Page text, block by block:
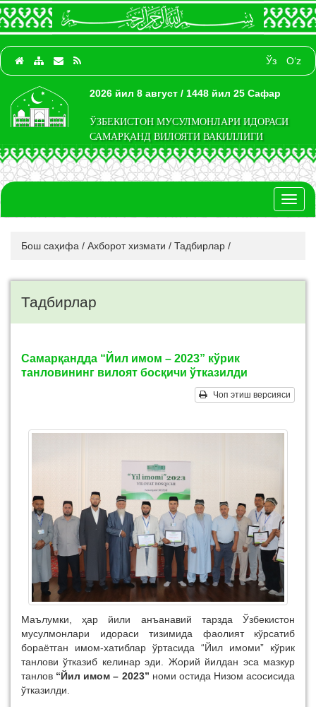
Ўз O‘z
2026 йил 8 август / 1448 йил 25 Сафар
ЎЗБЕКИСТОН МУСУЛМОНЛАРИ ИДОРАСИ
САМАРҚАНД ВИЛОЯТИ ВАКИЛЛИГИ
Бош саҳифа / Ахборот хизмати / Тадбирлар /
Тадбирлар
Самарқандда “Йил имом – 2023” кўрик
танловининг вилоят босқичи ўтказилди
Чоп этиш версияси
Маълумки, ҳар йили анъанавий тарзда Ўзбекистон
мусулмонлари идораси тизимида фаолият кўрсатиб
бораётган имом-хатиблар ўртасида “Йил имоми” кўрик
танлови ўтказиб келинар эди. Жорий йилдан эса мазкур
танлов “Йил имом – 2023” номи остида Низом асосисида
ўтказилди.